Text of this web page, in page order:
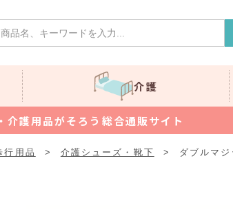
介護
護用品がそろう総合通販サイト
行用品 > 介護シューズ・靴下 > ダブルマ